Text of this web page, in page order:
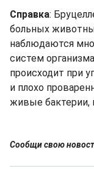
Справка:
больных
наблюдаются
систем
происходит при
и плохо
живые
Сообщи свою